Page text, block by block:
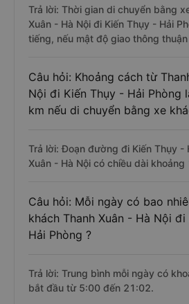
Trả lời: Thời gian di chuyển bằng
Xuân - Hà Nội đi Kiến Thụy - Hải
tiếng, nếu mật độ giao thông thuận
Câu hỏi: Khoảng cách từ
Nội đi Kiến Thụy - Hải Phòng
km nếu di chuyển bằng xe
Trả lời: Đoạn đường đi Kiến Thụy -
Xuân - Hà Nội có chiều dài khoảng
Câu hỏi: Mỗi ngày có bao
khách Thanh Xuân - Hà Nội
Hải Phòng ?
Trả lời: Trung bình mỗi ngày có
bắt đầu từ 5:00 đến 21:02.